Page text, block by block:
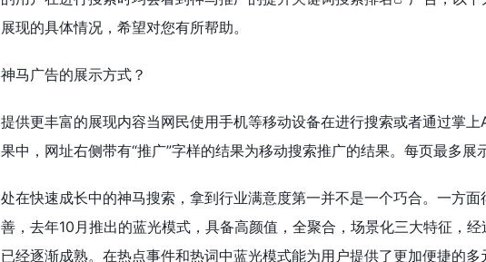
展现的具体情况，希望对您有所帮助。
神马广告的展示方式？
提供更丰富的展现内容当网民使用手机等移动设备在进行搜索或者通过掌
果中，网址右侧带有“推广”字样的结果为移动搜索推广的结果。每页最多展
处在快速成长中的神马搜索，拿到行业满意度第一并不是一个巧合。一方
善，去年10月推出的蓝光模式，具备高颜值，全聚合，场景化三大特征，
已经逐渐成熟。在热点事件和热词中蓝光模式能为用户提供了更加便捷的多